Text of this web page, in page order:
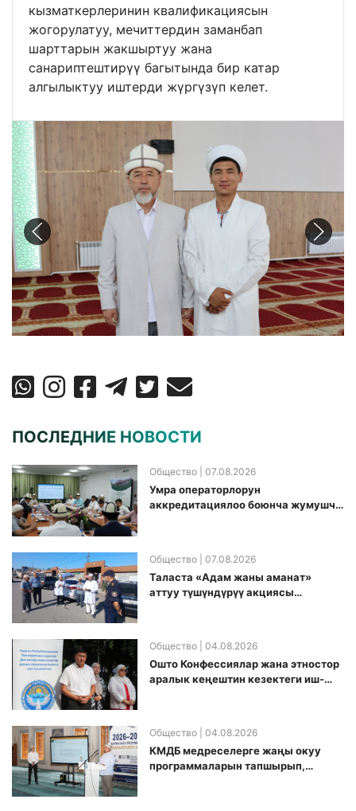
кызматкерлеринин квалификациясын
жогорулатуу, мечиттердин заманбап
шарттарын жакшыртуу жана
санариптештирүү багытында бир катар
алгылыктуу иштерди жүргүзүп келет.
ПОСЛЕДНИЕ НОВОСТИ
Общество | 07.08.2026
Умра операторлорун
аккредитациялоо боюнча жумушчу
Общество | 07.08.2026
Таласта «Адам жаны аманат»
аттуу түшүндүрүү акциясы
Общество | 04.08.2026
Ошто Конфессиялар жана этностор
аралык кеңештин кезектеги иш-
Общество | 04.08.2026
КМДБ медреселерге жаңы окуу
программаларын тапшырып,